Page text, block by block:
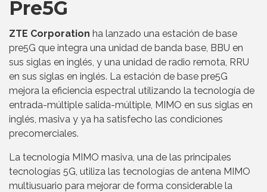
Pre5G
ZTE Corporation ha lanzado una estación de base
pre5G que integra una unidad de banda base, BBU en
sus siglas en inglés, y una unidad de radio remota, RRU
en sus siglas en inglés. La estación de base pre5G
mejora la eficiencia espectral utilizando la tecnología de
entrada-múltiple salida-múltiple, MIMO en sus siglas en
inglés, masiva y ya ha satisfecho las condiciones
precomerciales.
La tecnología MIMO masiva, una de las principales
tecnologías 5G, utiliza las tecnologías de antena MIMO
multiusuario para mejorar de forma considerable la